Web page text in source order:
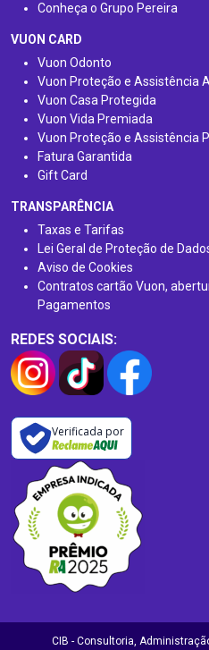
Conheça o Grupo Pereira
VUON CARD
Vuon Odonto
Vuon Proteção e Assistência
Vuon Casa Protegida
Vuon Vida Premiada
Vuon Proteção e Assistência
Fatura Garantida
Gift Card
TRANSPARÊNCIA
Taxas e Tarifas
Lei Geral de Proteção de
Aviso de Cookies
Contratos cartão Vuon,
Pagamentos
REDES SOCIAIS:
Verificada por
CIB - Consultoria,